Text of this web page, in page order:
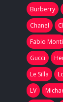
Burberry
Chanel
Fabio Monti
Gucci
Le Silla
LV